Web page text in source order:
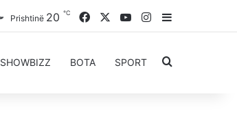
Prishtinë 20 ℃ FacebookYouTubeInstagram
Sidebar
SHOWBIZZ BOTA SPORT Kërkoni